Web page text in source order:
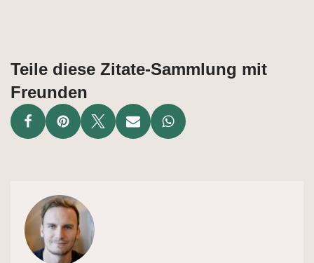
Teile diese Zitate-Sammlung mit
Freunden